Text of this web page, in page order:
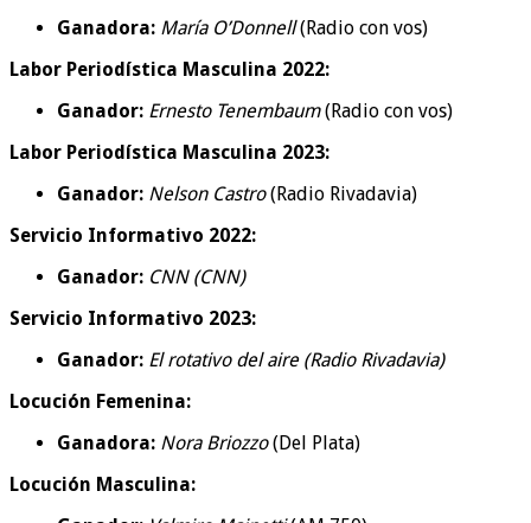
Ganadora: María O’Donnell(Radio con vos)
Labor Periodística Masculina 2022:
Ganador: Ernesto Tenembaum(Radio con vos)
Labor Periodística Masculina 2023:
Ganador: Nelson Castro(Radio Rivadavia)
Servicio Informativo 2022:
Ganador: CNN (CNN)
Servicio Informativo 2023:
Ganador: El rotativo del aire (Radio Rivadavia)
Locución Femenina:
Ganadora: Nora Briozzo(Del Plata)
Locución Masculina: